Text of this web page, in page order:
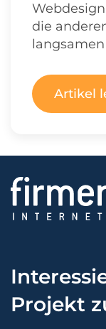
die
Artikel
Projekt